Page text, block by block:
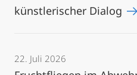
künstlerischer Dialog
22. Juli 2026